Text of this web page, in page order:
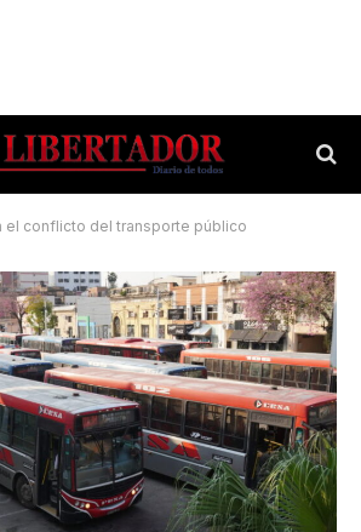
el conflicto del transporte público